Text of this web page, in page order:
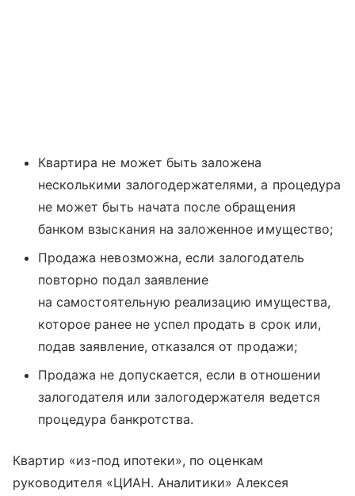
Квартира не может быть заложена
несколькими залогодержателями, а процедура
не может быть начата после обращения
банком взыскания на заложенное имущество;
Продажа невозможна, если залогодатель
повторно подал заявление
на самостоятельную реализацию имущества,
которое ранее не успел продать в срок или,
подав заявление, отказался от продажи;
Продажа не допускается, если в отношении
залогодателя или залогодержателя ведется
процедура банкротства.
Квартир «из-под ипотеки», по оценкам
руководителя «ЦИАН. Аналитики» Алексея